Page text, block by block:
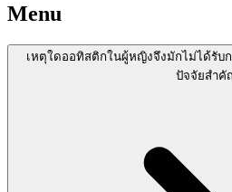
Menu
เหตุใดออทิสติกในผู้หญิงจึงมักไม่ได้รับ
ปัจจัยสำคั